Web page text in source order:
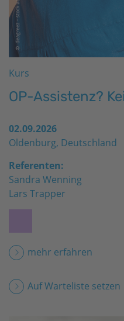
Kurs
OP-Assistenz?
02.09.2026
Oldenburg, Deutschland
Referenten:
Sandra Wenning
Lars Trapper
mehr erfahren
Auf Warteliste setzen